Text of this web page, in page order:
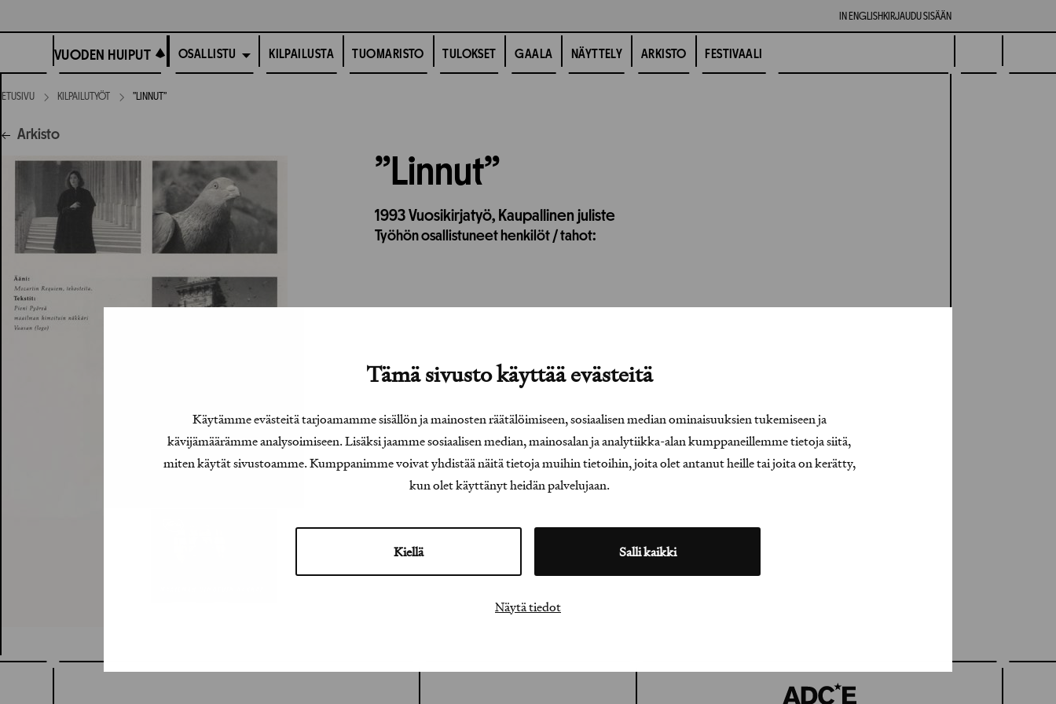
Tämä sivusto käyttää evästeitä
Käytämme evästeitä tarjoamamme sisällön ja mainosten räätälöimiseen, sosiaalisen median ominaisuuksien tukemiseen ja
kävijämäärämme analysoimiseen. Lisäksi jaamme sosiaalisen median, mainosalan ja analytiikka-alan kumppaneillemme tietoja siitä,
miten käytät sivustoamme. Kumppanimme voivat yhdistää näitä tietoja muihin tietoihin, joita olet antanut heille tai joita on kerätty,
kun olet käyttänyt heidän palvelujaan.
Kiellä Salli kaikki
Näytä tiedot
suoraan
IN ENGLISH KIRJAUDU SISÄÄN
VUODEN HUIPUT
VUODEN HUIPUT OSALLISTU KILPAILUSTA TUOMARISTO TULOKSET GAALA NÄYTTELY ARKISTO FESTIVAALI
ETUSIVU KILPAILUTYÖT ”LINNUT”
Arkisto
”Linnut”
1993 Vuosikirjatyö, Kaupallinen juliste
Työhön osallistuneet henkilöt / tahot: